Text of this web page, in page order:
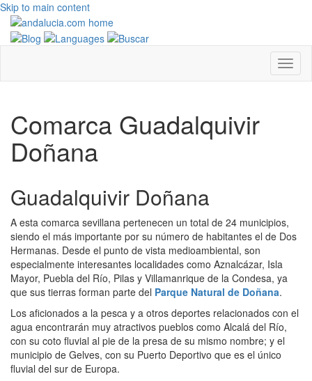
Skip to main content
Comarca Guadalquivir
Doñana
Guadalquivir Doñana
A esta comarca sevillana pertenecen un total de 24 municipios,
siendo el más importante por su número de habitantes el de Dos
Hermanas. Desde el punto de vista medioambiental, son
especialmente interesantes localidades como Aznalcázar, Isla
Mayor, Puebla del Río, Pilas y Villamanrique de la Condesa, ya
que sus tierras forman parte del Parque Natural de Doñana.
Los aficionados a la pesca y a otros deportes relacionados con el
agua encontrarán muy atractivos pueblos como Alcalá del Río,
con su coto fluvial al pie de la presa de su mismo nombre; y el
municipio de Gelves, con su Puerto Deportivo que es el único
fluvial del sur de Europa.